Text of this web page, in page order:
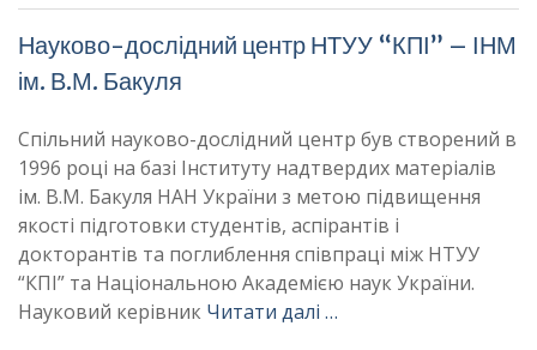
Науково-дослідний центр НТУУ “КПІ” – ІНМ
ім. В.М. Бакуля
Спільний науково-дослідний центр був створений в
1996 році на базі Інституту надтвердих матеріалів
ім. В.М. Бакуля НАН України з метою підвищення
якості підготовки студентів, аспірантів і
докторантів та поглиблення співпраці між НТУУ
“КПІ” та Національною Академією наук України.
Науковий керівник Читати далі …